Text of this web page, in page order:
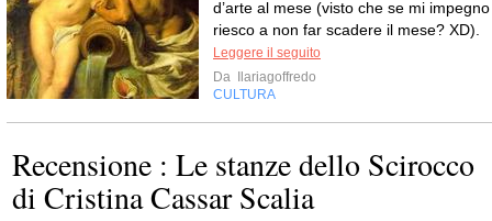
d’arte al mese (visto che se mi impegno
riesco a non far scadere il mese? XD).
Leggere il seguito
Da Ilariagoffredo
CULTURA
Recensione : Le stanze dello Scirocco
di Cristina Cassar Scalia